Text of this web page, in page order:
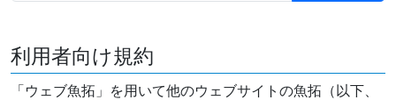
利用者向け規約
「ウェブ魚拓」を用いて他のウェブサイトの魚拓（以下、